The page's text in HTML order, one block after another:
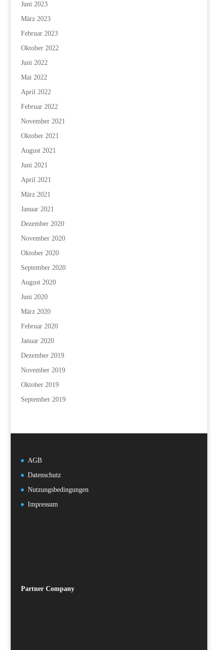
Juni 2023
März 2023
Februar 2023
Oktober 2022
Juni 2022
Mai 2022
April 2022
Februar 2022
November 2021
Oktober 2021
August 2021
Juni 2021
April 2021
März 2021
Januar 2021
Dezember 2020
November 2020
Oktober 2020
September 2020
August 2020
Juni 2020
März 2020
Februar 2020
Januar 2020
Dezember 2019
November 2019
Oktober 2019
September 2019
AGB
Datenschutz
Nutzungsbedingungen
Impressum
Partner Company